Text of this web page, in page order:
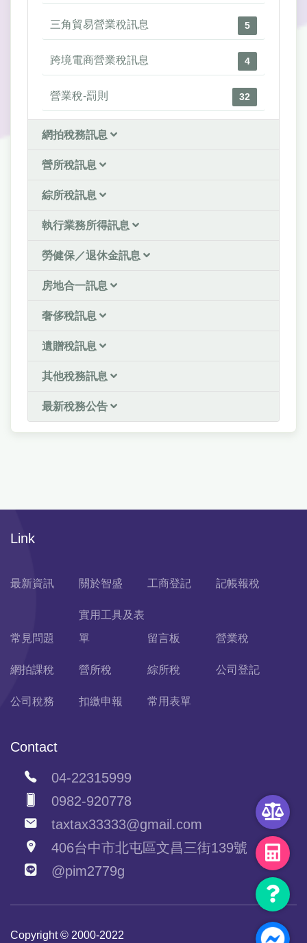
三角貿易營業稅訊息 5
跨境電商營業稅訊息 4
營業稅-罰則 32
網拍稅務訊息
營所稅訊息
綜所稅訊息
執行業務所得訊息
勞健保／退休金訊息
房地合一訊息
奢侈稅訊息
遺贈稅訊息
其他稅務訊息
最新稅務公告
Link
最新資訊 關於智盛 工商登記 記帳報稅
常見問題
實用工具及表
單
留言板 營業稅
網拍課稅 營所稅 綜所稅 公司登記
公司稅務 扣繳申報 常用表單
Contact
04-22315999
0982-920778
taxtax33333@gmail.com
406台中市北屯區文昌三街139號
@pim2779g
Copyright © 2000-2022